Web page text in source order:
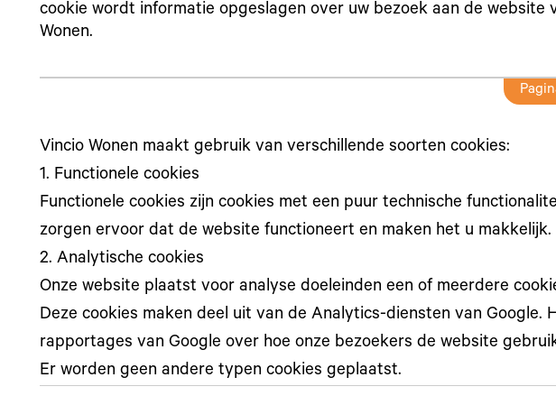
cookie wordt informatie opgeslagen over uw bezoek aan de website
Wonen.
Vincio Wonen maakt gebruik van verschillende soorten cookies:
1. Functionele cookies
Functionele cookies zijn cookies met een puur technische
zorgen ervoor dat de website functioneert en maken het u makkelijk.
2. Analytische cookies
Onze website plaatst voor analyse doeleinden een of meerdere
Deze cookies maken deel uit van de Analytics-diensten van Google.
rapportages van Google over hoe onze bezoekers de website
Er worden geen andere typen cookies geplaatst.